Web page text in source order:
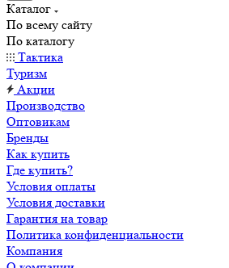
Каталог
По всему сайту
По каталогу
Тактика
Туризм
Акции
Производство
Оптовикам
Бренды
Как купить
Где купить?
Условия оплаты
Условия доставки
Гарантия на товар
Политика конфиденциальности
Компания